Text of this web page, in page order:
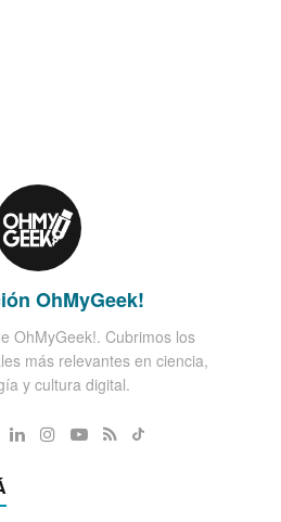
OhMyGeek!
OhMyGeek!. Cubrimos los
más relevantes en ciencia,
y cultura digital.